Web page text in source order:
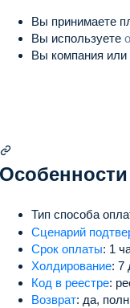
Вы принимаете
Вы используете
Вы компания
Особенности
Тип способа
Сценарий
Срок оплаты: 1
Холдирование: 7
Код в реестре:
Возврат: да,